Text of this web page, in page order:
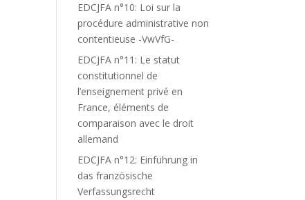
EDCJFA n°10: Loi sur la
procédure administrative non
contentieuse -VwVfG-
EDCJFA n°11: Le statut
constitutionnel de
l’enseignement privé en
France, éléments de
comparaison avec le droit
allemand
EDCJFA n°12: Einführung in
das französische
Verfassungsrecht